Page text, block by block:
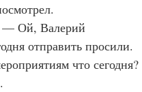
— Ой, Валерий
отправить просили.
что сегодня?